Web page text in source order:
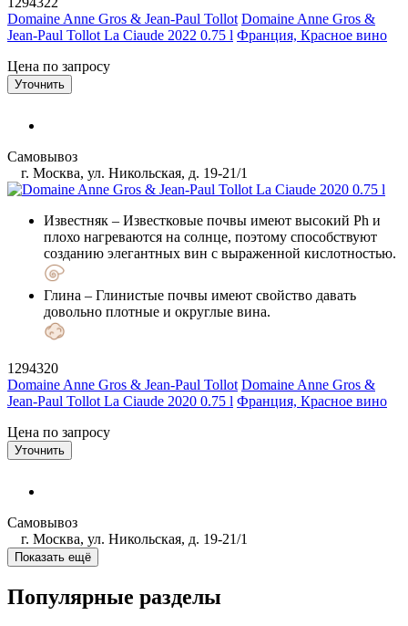
Domaine Anne Gros & Jean-Paul Tollot Domaine Anne Gros &
Jean-Paul Tollot La Ciaude 2022 0.75 l Франция, Красное вино
Цена по запросу
Уточнить
Самовывоз
г. Москва, ул. Никольская, д. 19-21/1
Известняк – Известковые почвы имеют высокий Ph и
плохо нагреваются на солнце, поэтому способствуют
созданию элегантных вин с выраженной кислотностью.
Глина – Глинистые почвы имеют свойство давать
довольно плотные и округлые вина.
1294320
Domaine Anne Gros & Jean-Paul Tollot Domaine Anne Gros &
Jean-Paul Tollot La Ciaude 2020 0.75 l Франция, Красное вино
Цена по запросу
Уточнить
Самовывоз
г. Москва, ул. Никольская, д. 19-21/1
Показать ещё
Популярные разделы